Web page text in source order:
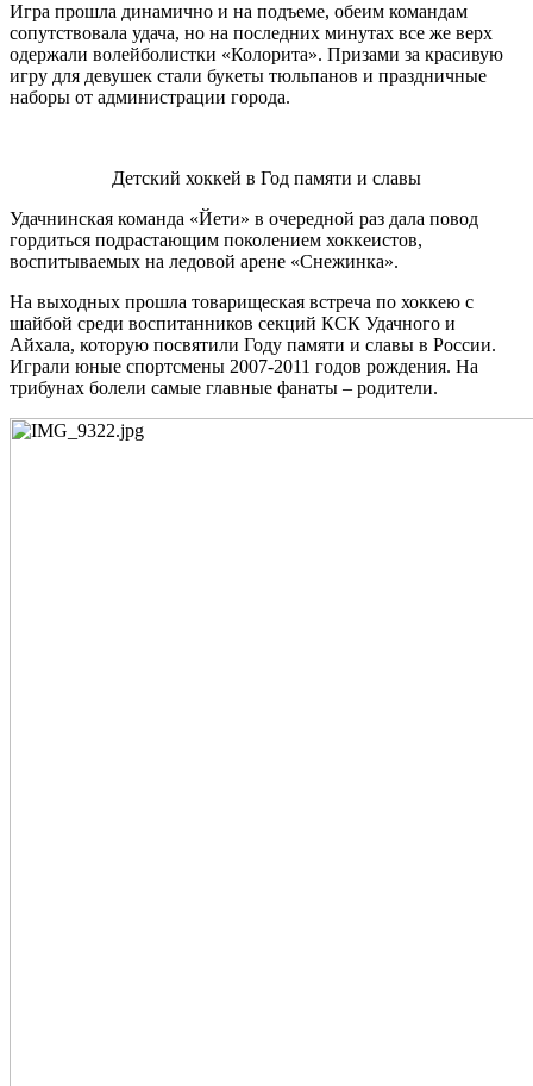
Игра прошла динамично и на подъеме, обеим командам
сопутствовала удача, но на последних минутах все же верх
одержали волейболистки «Колорита». Призами за красивую
игру для девушек стали букеты тюльпанов и праздничные
наборы от администрации города.
Детский хоккей в Год памяти и славы
Удачнинская команда «Йети» в очередной раз дала повод
гордиться подрастающим поколением хоккеистов,
воспитываемых на ледовой арене «Снежинка».
На выходных прошла товарищеская встреча по хоккею с
шайбой среди воспитанников секций КСК Удачного и
Айхала, которую посвятили Году памяти и славы в России.
Играли юные спортсмены 2007-2011 годов рождения. На
трибунах болели самые главные фанаты – родители.